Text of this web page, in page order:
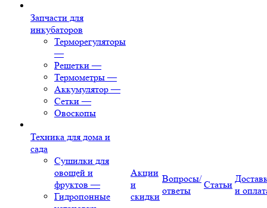
Запчасти для
инкубаторов
Терморегуляторы
—
Решетки —
Термометры —
Аккумулятор —
Сетки —
Овоскопы
Техника для дома и
сада
Сушилки для
овощей и
фруктов —
Гидропонные
Акции
и
скидки
Вопросы/
ответы
Статьи
и